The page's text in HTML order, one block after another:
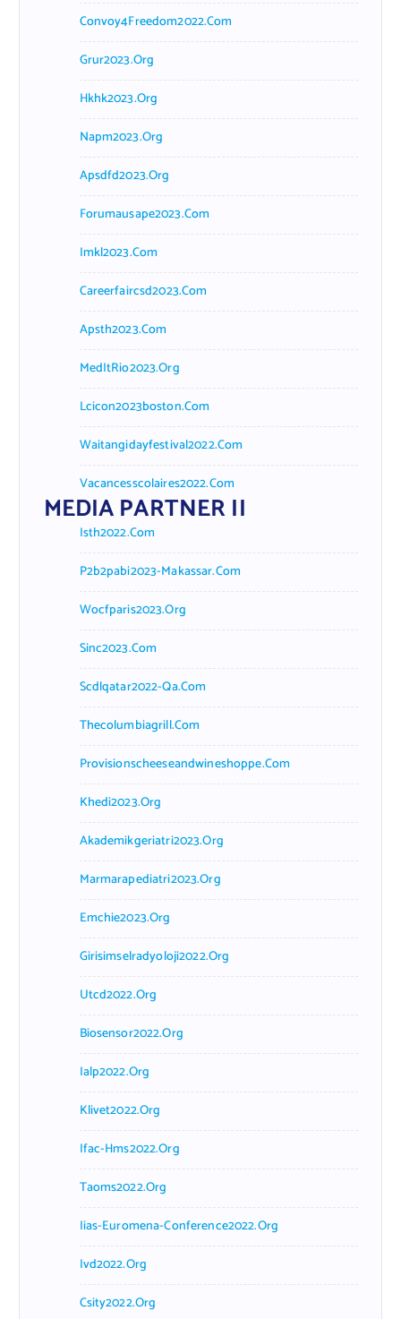
Convoy4Freedom2022.com
Grur2023.org
Hkhk2023.org
Napm2023.org
Apsdfd2023.org
Forumausape2023.com
Imkl2023.com
Careerfaircsd2023.com
Apsth2023.com
MedItRio2023.org
Lcicon2023boston.com
Waitangidayfestival2022.com
Vacancesscolaires2022.com
MEDIA PARTNER II
Isth2022.com
P2b2pabi2023-Makassar.com
Wocfparis2023.org
Sinc2023.com
Scdlqatar2022-Qa.com
Thecolumbiagrill.com
Provisionscheeseandwineshoppe.com
Khedi2023.org
Akademikgeriatri2023.org
Marmarapediatri2023.org
Emchie2023.org
Girisimselradyoloji2022.org
Utcd2022.org
Biosensor2022.org
Ialp2022.org
Klivet2022.org
Ifac-Hms2022.org
Taoms2022.org
Iias-Euromena-Conference2022.org
Ivd2022.org
Csity2022.org